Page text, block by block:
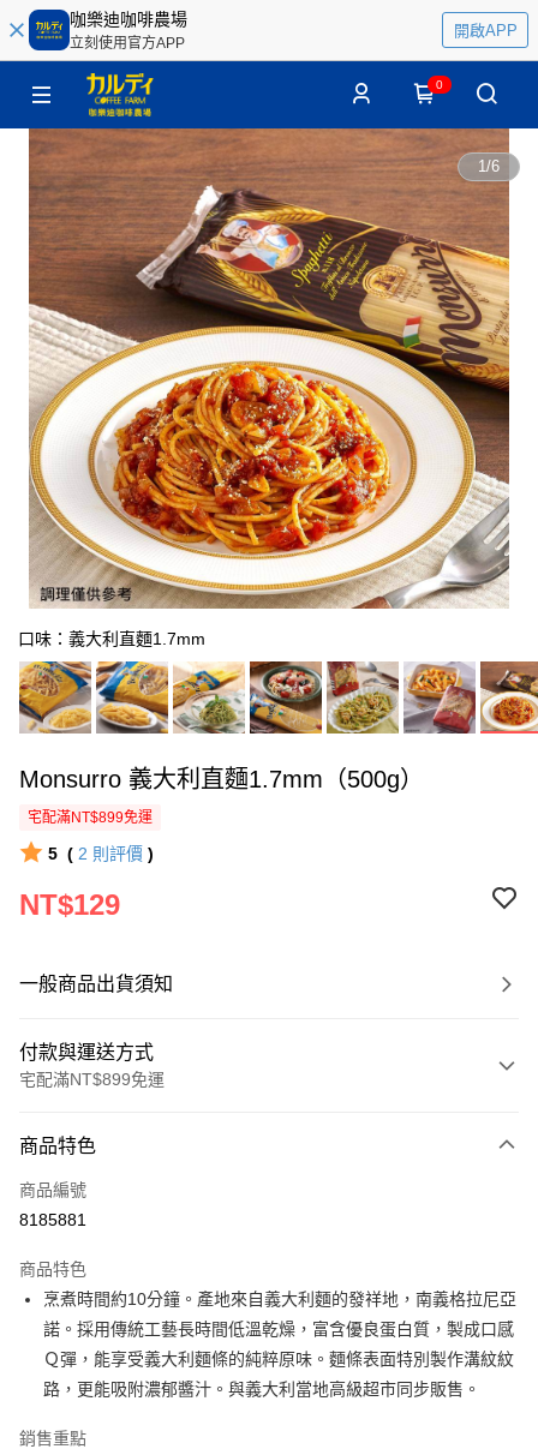
咖樂迪咖啡農場
立刻使用官方APP
開啟APP
0
1/6
口味：義大利直麵1.7mm
Monsurro 義大利直麵1.7mm（500g）
宅配滿NT$899免運
5 ( 2 則評價 )
NT$129
一般商品出貨須知
付款與運送方式
宅配滿NT$899免運
信用卡一次付款
LINE Pay
街口支付
悠遊付
Google Pay
全盈+PAY
商品特色
商品編號
8185881
商品特色
烹煮時間約10分鐘。產地來自義大利麵的發祥地，南義格拉尼亞
諾。採用傳統工藝長時間低溫乾燥，富含優良蛋白質，製成口感
Ｑ彈，能享受義大利麵條的純粹原味。麵條表面特別製作溝紋紋
路，更能吸附濃郁醬汁。與義大利當地高級超市同步販售。
銷售重點